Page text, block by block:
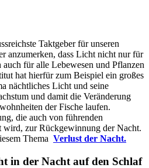
Taktgeber für unseren
anzumerken, dass Licht nicht nur für
auch für alle Lebewesen und Pflanzen
hat hierfür zum Beispiel ein großes
nächtliches Licht und seine
und damit die Veränderung
der Fische laufen.
die auch von führenden
wird, zur Rückgewinnung der Nacht.
Thema Verlust der Nacht.
in der Nacht auf den Schlaf